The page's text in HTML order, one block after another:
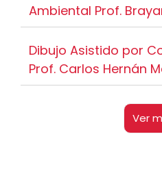
Ambiental Prof.
Dibujo Asistido por
Prof. Carlos Hernán
Ver